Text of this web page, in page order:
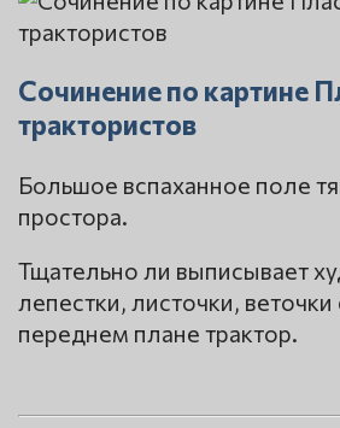
Сочинение по картине
трактористов
Большое вспаханное поле
простора.
Тщательно ли выписывает
лепестки, листочки,
переднем плане трактор.